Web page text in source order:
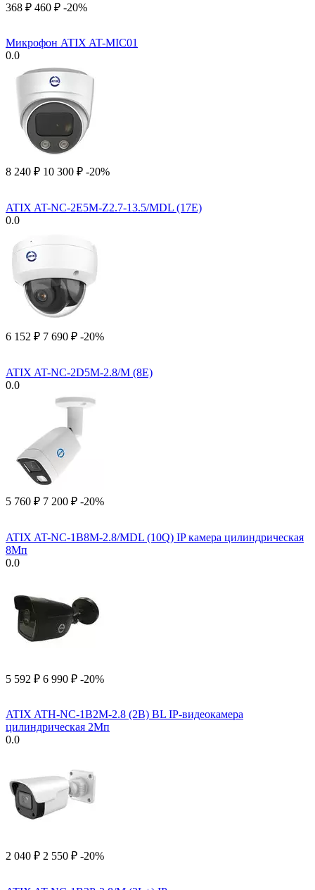
‍368‍ ₽ ‍460‍ ₽ -20%
Микрофон ATIX AT-MIC01
0.0
8 240 ₽ 10 300 ₽ -20%
ATIX AT-NC-2E5M-Z2.7-13.5/MDL (17E)
0.0
6 152 ₽ 7 690 ₽ -20%
ATIX AT-NC-2D5M-2.8/M (8E)
0.0
5 760 ₽ 7 200 ₽ -20%
ATIX AT-NC-1B8M-2.8/MDL (10Q) IP камера цилиндрическая
8Мп
0.0
5 592 ₽ 6 990 ₽ -20%
ATIX ATH-NC-1B2M-2.8 (2B) BL IP-видеокамера
цилиндрическая 2Мп
0.0
2 040 ₽ 2 550 ₽ -20%